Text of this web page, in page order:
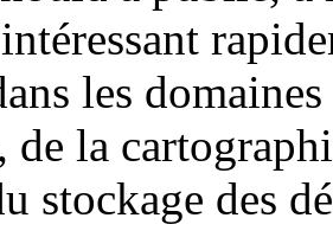
les
de la
stockage des